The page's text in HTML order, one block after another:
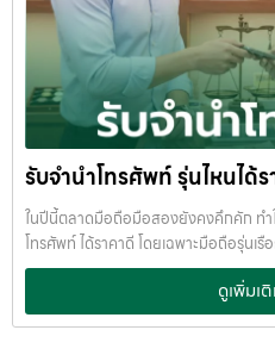
รับจำนำโทรศัพท์ รุ่นไหนได้
ในปีนี้ตลาดมือถือมือสองยังคงคึกคัก ทำ
โทรศัพท์ ได้ราคาดี โดยเฉพาะมือถือรุ่นเ
ตลาด หากคุณกำลังมองหาเงินด่วน การ
สะดวก ได้เงินไว และไม่ต้องขายขาด บ
ว่า
โทรศัพท์รุ่นไหนบ้าง ที่รับจำนำได้ร
ดูเพิ่มเ